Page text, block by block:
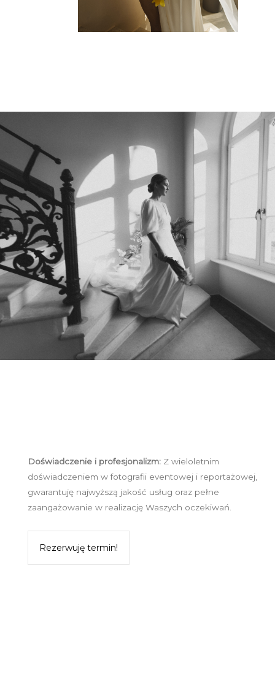
Doświadczenie i profesjonalizm:Z wieloletnim
doświadczeniem w fotografii eventowej i reportażowej,
gwarantuję najwyższą jakość usług oraz pełne
zaangażowanie w realizację Waszych oczekiwań.
Rezerwuję termin!